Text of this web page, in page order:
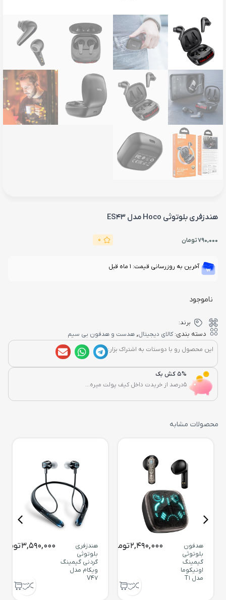
هندزفری بلوتوثی Hoco مدل ES43
790,000تومان 0
آخرین به روزرسانی قیمت: 1 ماه قبل
ناموجود
برند:
دسته بندی:کالای دیجیتال, هدست و هدفون بی سیم
این محصول رو با دوستات به اشتراک بزار:
5% کش بک
5درصد از خریدت داخل کیف پولت میره...
محصولات مشابه
هدفون
بلوتوثی
گیمینگ
اونیکوما
مدل T1
2,490,000تومان
هندزفری
بلوتوثی
گردنی گیمینگ
ویکام مدل
V47
3,590,000تومان